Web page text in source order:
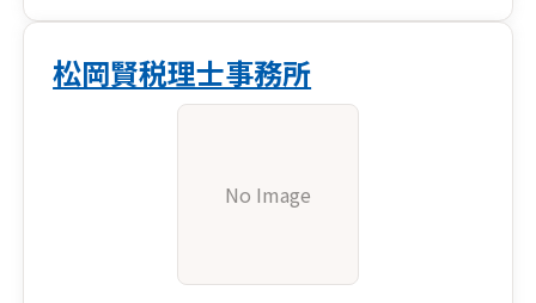
松岡賢税理士事務所
No Image